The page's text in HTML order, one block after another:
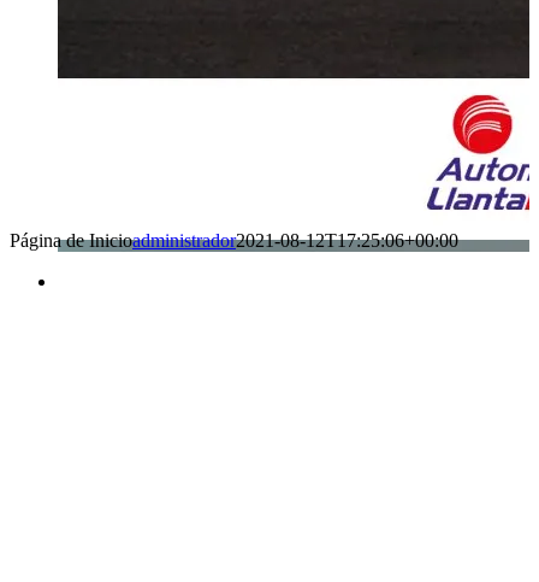
Página de Inicioadministrador2021-08-12T17:25:06+00:00